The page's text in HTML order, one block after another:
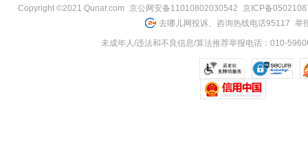
Copyright ©2021 Qunar.com 京公网安备11010802030542 京ICP备
去哪儿网投诉、咨询热线电话95117 举
未成年人/违法和不良信息/算法推荐举报电话：010-